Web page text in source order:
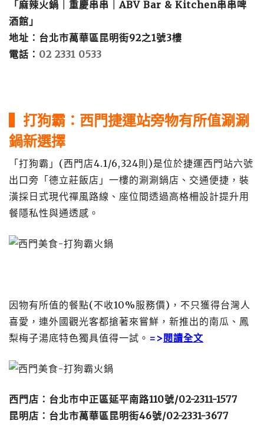
「麻辣火鍋｜重慶串串｜ABV Bar & Kitchen串串啤
酒館」
地址：台北市萬華區昆明街92之1號3樓
電話： 02 2331 0533
▍打狗霸：西門捷運站旁物有所值涮涮
鍋新選擇
「打狗霸」(西門店4.1/6,324則)是位於捷運西門站六號
出口旁「德立莊飯店」一樓的涮涮鍋店、交通便捷，裝
潢採日式現代禪風路線、座位間透過高格柵設計提升用
餐隱私性與通透感。
因物有所值的餐點(不收10%服務價)，不只獲得台灣人
喜愛，連外國觀光客都搶著來嘗鮮，新推出的南瓜、鳳
梨梅子湯底特色獨具值得一試。 =>閱讀全文
西門店：台北市中正區延平南路110號/02-2311-1577
昆明店：台北市萬華區昆明街46號/02-2331-3677